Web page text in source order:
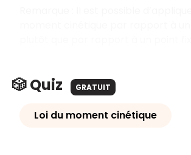
🎲 Quiz GRATUIT
Loi du moment cinétique